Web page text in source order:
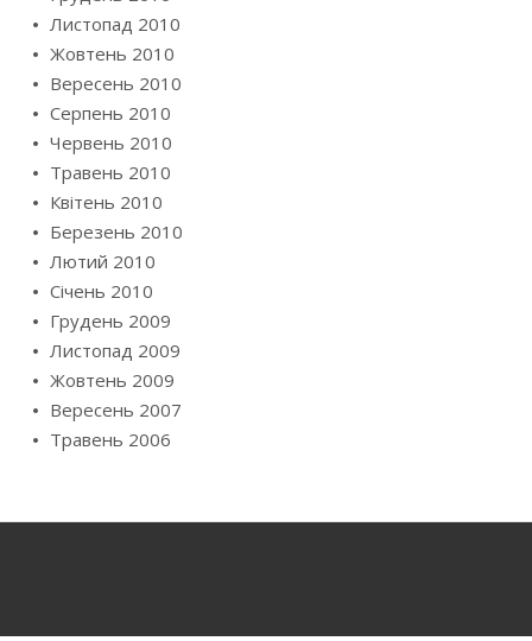
Листопад 2010
Жовтень 2010
Вересень 2010
Серпень 2010
Червень 2010
Травень 2010
Квітень 2010
Березень 2010
Лютий 2010
Січень 2010
Грудень 2009
Листопад 2009
Жовтень 2009
Вересень 2007
Травень 2006